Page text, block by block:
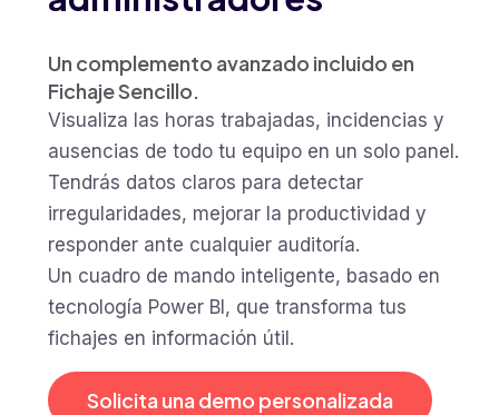
Un complemento avanzado incluido en
Fichaje Sencillo.
Visualiza las horas trabajadas, incidencias y
ausencias de todo tu equipo en un solo panel.
Tendrás datos claros para detectar
irregularidades, mejorar la productividad y
responder ante cualquier auditoría.
Un cuadro de mando inteligente, basado en
tecnología Power BI, que transforma tus
fichajes en información útil.
Solicita una demo personalizada